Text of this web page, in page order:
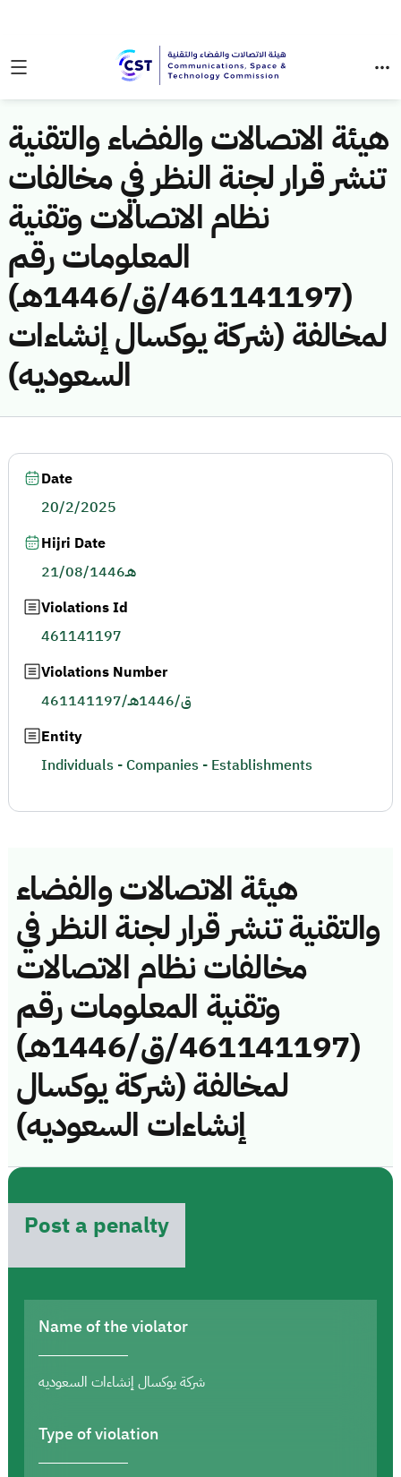
هيئة الاتصالات والفضاء والتقنية
تنشر قرار لجنة النظر في مخالفات
نظام الاتصالات وتقنية
المعلومات رقم
(461141197/ق/1446هـ)
لمخالفة (شركة يوكسال إنشاءات
السعوديه)
هيئة الاتصالات والفضاء
والتقنية تنشر قرار لجنة النظر في
مخالفات نظام الاتصالات
وتقنية المعلومات رقم
(461141197/ق/1446هـ)
لمخالفة (شركة يوكسال
إنشاءات السعوديه)
Post a penalty
Name of the violator
شركة يوكسال إنشاءات السعوديه
Type of violation
Date
20/2/2025
Hijri Date
21/08/1446هـ
Violations Id
461141197
Violations Number
461141197/ق/1446هـ
Entity
Individuals - Companies - Establishments